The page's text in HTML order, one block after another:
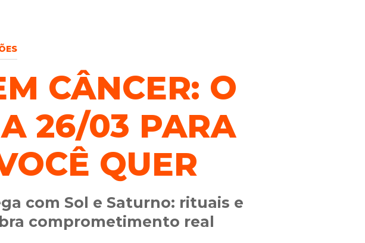
CÂNCER: O
26/03 PARA
QUER
com Sol e Saturno: rituais e
comprometimento real